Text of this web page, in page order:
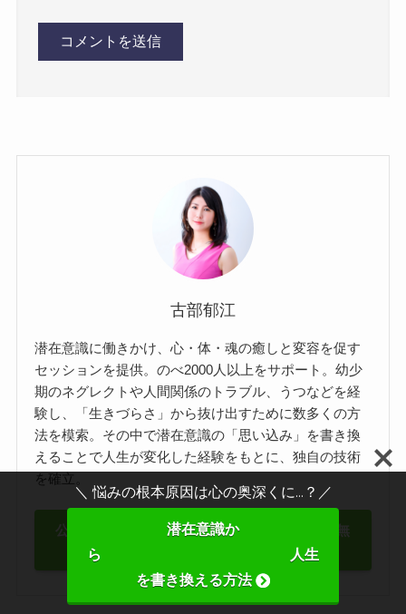
古部郁江
潜在意識に働きかけ、心・体・魂の癒しと変容を促す
セッションを提供。のべ2000人以上をサポート。幼少
期のネグレクトや人間関係のトラブル、うつなどを経
験し、「生きづらさ」から抜け出すために数多くの方
法を模索。その中で潜在意識の「思い込み」を書き換
えることで人生が変化した経験をもとに、独自の技術
を確立。
公式LINEで【潜在意識の書き換え方動画】無
＼ 悩みの根本原因は心の奥深くに...？／
潜在意識か
ら 人生
を書き換える方法